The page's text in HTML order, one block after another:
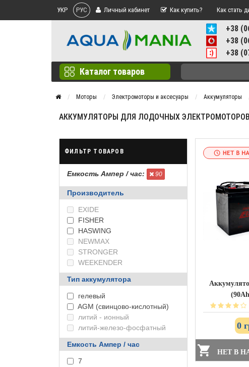
УКР РУС Личный кабинет Как купить? Как стать
+38
+38
+38
Каталог товаров
Моторы Электромоторы и аксесуары Аккумуляторы
АККУМУЛЯТОРЫ ДЛЯ ЛОДОЧНЫХ
ФИЛЬТР ТОВАРОВ
Емкость Ампер / час: 90
Производитель
EXIDE
FISHER
HASWING
NEWMAX
STRONGER
WEEKENDER
Тип аккумулятора
гелевый
AGM (свинцово-кислотный)
литий - ионный
литий-железо-фосфатный
Емкость Ампер / час
7
0
НЕТ В